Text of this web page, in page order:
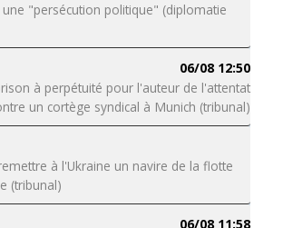
"persécution politique" (diplomatie
06/08 12:50
à perpétuité pour l'auteur de l'attentat
un cortège syndical à Munich (tribunal)
à l'Ukraine un navire de la flotte
(tribunal)
06/08 11:58